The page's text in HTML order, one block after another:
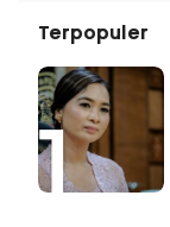
Terpopuler